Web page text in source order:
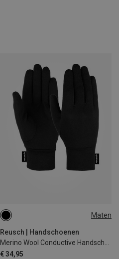
Maten
Reusch | Handschoenen
Merino Wool Conductive Handschoenen
€ 34,95
11